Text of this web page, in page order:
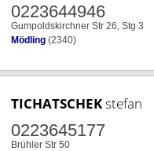
0223644946
Gumpoldskirchner Str 26, Stg 3
Mödling (2340)
TICHATSCHEKstefan
0223645177
Brühler Str 50